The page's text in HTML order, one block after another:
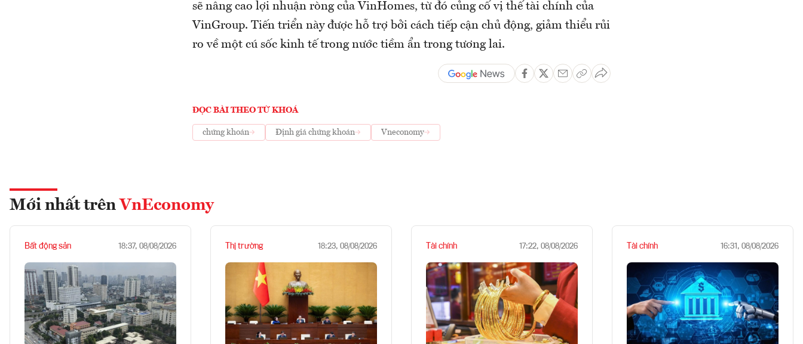
sẽ nâng cao lợi nhuận ròng của VinHomes, từ đó củng cố vị thế tài chính của
VinGroup. Tiến triển này được hỗ trợ bởi cách tiếp cận chủ động, giảm thiểu rủi
ro về một cú sốc kinh tế trong nước tiềm ẩn trong tương lai.
ĐỌC BÀI THEO TỪ KHOÁ
chứng khoán Định giá chứng khoán Vneconomy
Mới nhất trên VnEconomy
Bất động sản 18:37, 08/08/2026 Thị trường 18:23, 08/08/2026 Tài chính 17:22, 08/08/2026 Tài chính 16:31, 08/08/2026